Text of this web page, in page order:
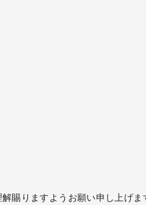
賜りますようお願い申し上げま